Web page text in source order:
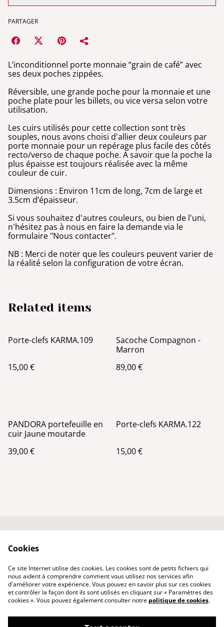
PARTAGER
L’inconditionnel porte monnaie “grain de café” avec
ses deux poches zippées.
Réversible, une grande poche pour la monnaie et une
poche plate pour les billets, ou vice versa selon votre
utilisation.
Les cuirs utilisés pour cette collection sont très
souples, nous avons choisi d'allier deux couleurs par
porte monnaie pour un repérage plus facile des côtés
recto/verso de chaque poche. A savoir que la poche la
plus épaisse est toujours réalisée avec la même
couleur de cuir.
Dimensions : Environ 11cm de long, 7cm de large et
3.5cm d’épaisseur.
Si vous souhaitez d'autres couleurs, ou bien de l'uni,
n'hésitez pas à nous en faire la demande via le
formulaire "Nous contacter".
NB : Merci de noter que les couleurs peuvent varier de
la réalité selon la configuration de votre écran.
Related items
Porte-clefs KARMA.109
15,00 €
Sacoche Compagnon -
Marron
89,00 €
PANDORA portefeuille en
cuir Jaune moutarde
39,00 €
Porte-clefs KARMA.122
15,00 €
Conditions générales
Qui suis-je ?
Politique de cookies
Nous contacter
Cookies
Ce site Internet utilise des cookies. Les cookies sont de petits fichiers qui
nous aident à comprendre comment vous utilisez nos services afin
d'améliorer votre expérience. Vous pouvez en savoir plus sur ces cookies
et contrôler la façon dont ils sont utilisés en cliquant sur « Paramètres des
cookies ». Vous pouvez également consulter notre politique de cookies.